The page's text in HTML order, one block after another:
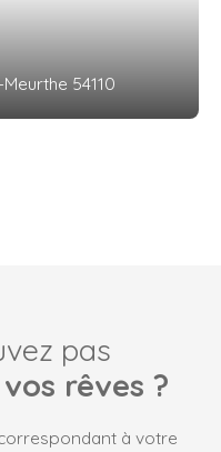
54110
pas
rêves ?
à votre